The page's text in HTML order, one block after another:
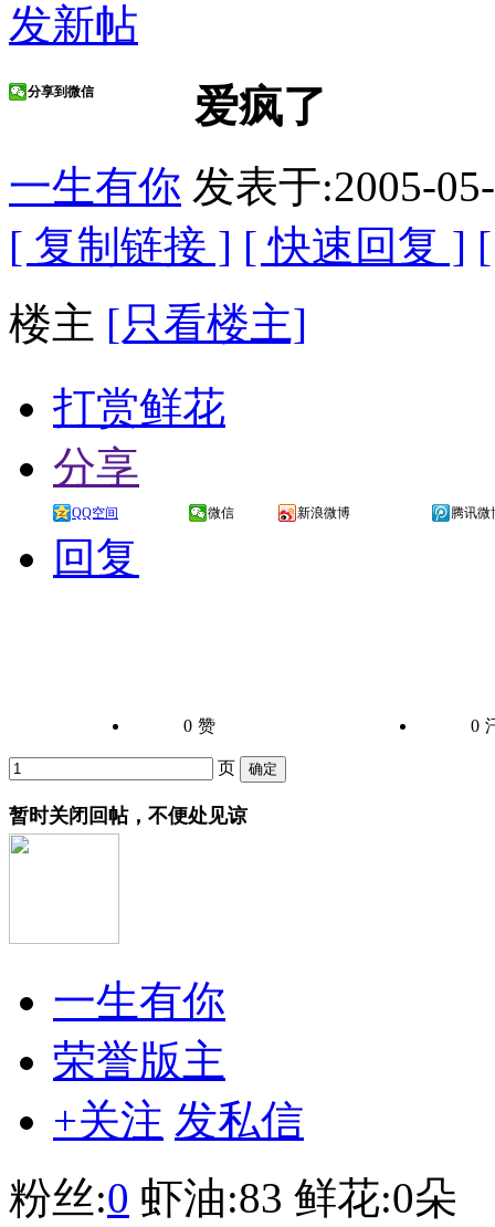
发新帖
爱疯了
分享到微信
一生有你 发表于:2005-
[ 复制链接 ] [ 快速回复 ]
楼主 [只看楼主]
打赏鲜花
分享
QQ空间 微信 新浪微博 腾讯微
回复
0 赞 0
页
暂时关闭回帖，不便处见谅
一生有你
荣誉版主
+关注 发私信
粉丝:0 虾油:83 鲜花:0朵